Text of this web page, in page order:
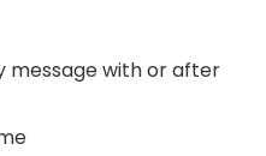
message with or after